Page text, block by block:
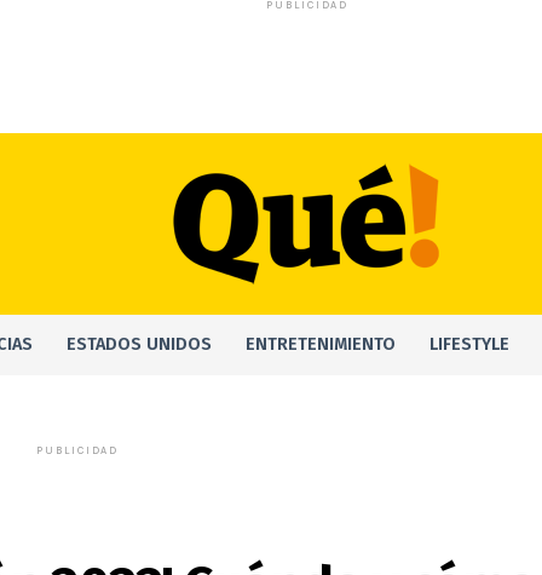
PUBLICIDAD
ESTADOS UNIDOS ENTRETENIMIENTO LIFESTYLE
PUBLICIDAD